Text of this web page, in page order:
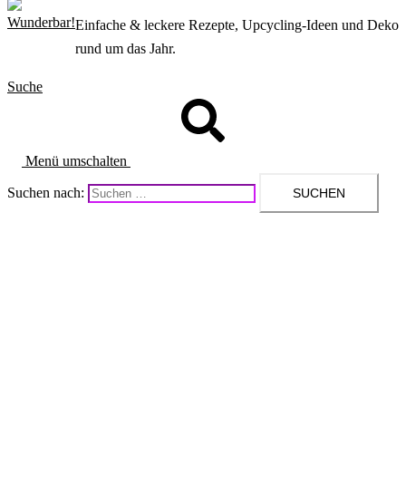
Einfache & leckere Rezepte, Upcycling-Ideen und Deko
rund um das Jahr.
Suche
Menü umschalten
Suchen nach: